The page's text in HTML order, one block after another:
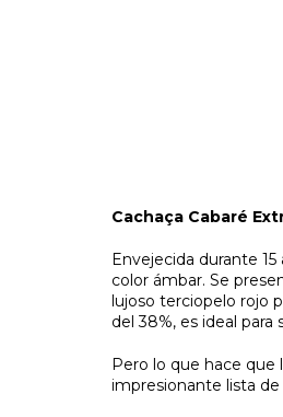
Cachaça Cabaré
Envejecida durante
color ámbar. Se
lujoso terciopelo rojo
del 38%, es ideal
Pero lo que hace que
impresionante lista